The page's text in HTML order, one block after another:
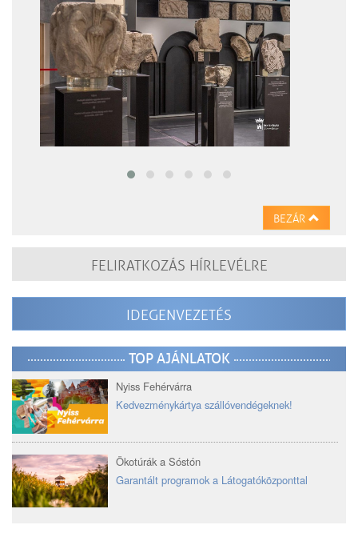
BEZÁR
FELIRATKOZÁS HÍRLEVÉLRE
IDEGENVEZETÉS
TOP AJÁNLATOK
Nyiss Fehérvárra
Kedvezménykártya szállóvendégeknek!
Ökotúrák a Sóstón
Garantált programok a Látogatóközponttal